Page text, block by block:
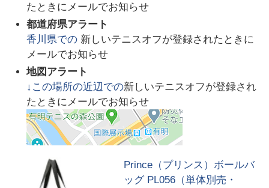
たときにメールでお知らせ
都道府県アラート
香川県での 新しいテニスオフが登録されたときに
メールでお知らせ
地図アラート
↓この場所の近辺での新しいテニスオフが登録され
たときにメールでお知らせ
Prince（プリンス）ボールバ
ッグ PL056（単体別売・